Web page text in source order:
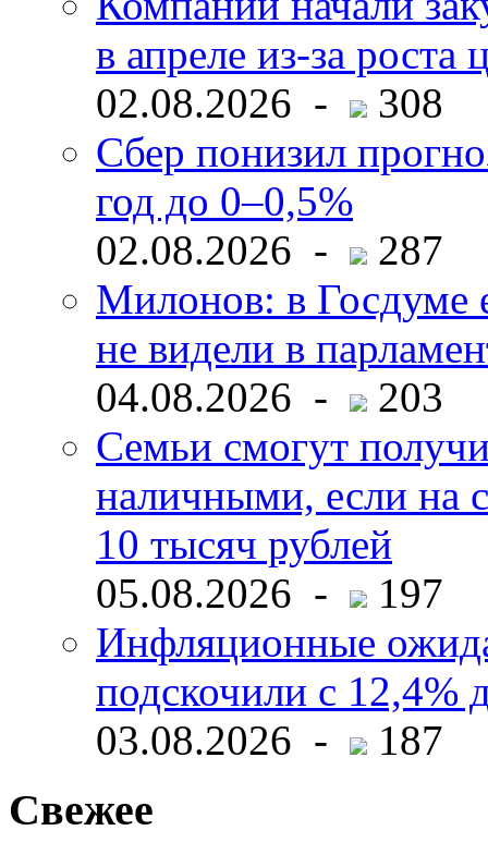
в апреле из-за роста
02.08.2026 -
308
Сбер понизил
год до 0–0,5%
02.08.2026 -
287
Милонов: в Госдуме
не видели в
04.08.2026 -
203
Семьи смогут
наличными, если на
10 тысяч рублей
05.08.2026 -
197
Инфляционные
подскочили с 12,4%
03.08.2026 -
187
Свежее